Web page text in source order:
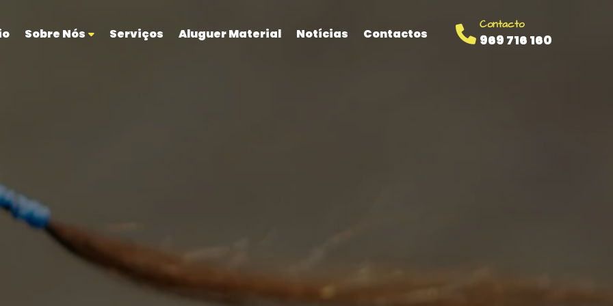
Sobre Nós Serviços Aluguer Material Notícias Contactos
Contacto
969 716 160